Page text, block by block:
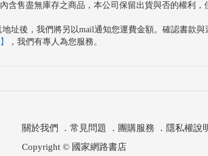
含售盡無庫存之商品，本公司保留出貨與否的權利
址後，我們將另以mail通知您運費金額。確認書款
，我們有專人為您服務。
關於我們 ． 常見問題 ． 團購服務 ． 隱私權說
Copyright © 國家網路書店